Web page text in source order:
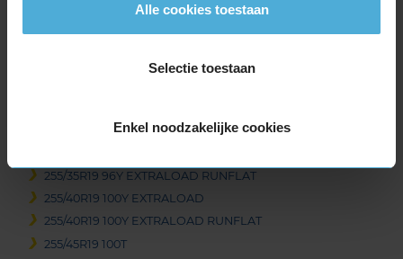
Alle cookies toestaan
Selectie toestaan
Enkel noodzakelijke cookies
245/40R19 98Y EXTRALOAD RUNFLAT
245/45R19 102Y EXTRALOAD
245/45R19 102Y EXTRALOAD
255/30R19 91Y EXTRALOAD
255/35R19 96Y EXTRALOAD RUNFLAT
255/40R19 100Y EXTRALOAD
255/40R19 100Y EXTRALOAD RUNFLAT
255/45R19 100T